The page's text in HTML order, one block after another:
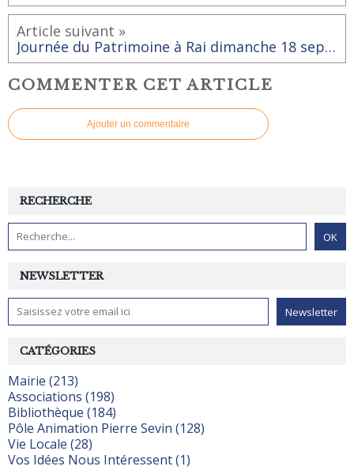
Article suivant »
Journée du Patrimoine à Rai dimanche 18 septembre 2022
COMMENTER CET ARTICLE
Ajouter un commentaire
NEWSLETTER
RECHERCHE
CATÉGORIES
Mairie (213)
Associations (198)
Bibliothèque (184)
Pôle Animation Pierre Sevin (128)
Vie Locale (28)
Vos Idées Nous Intéressent (1)